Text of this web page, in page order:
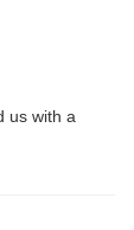
us with a